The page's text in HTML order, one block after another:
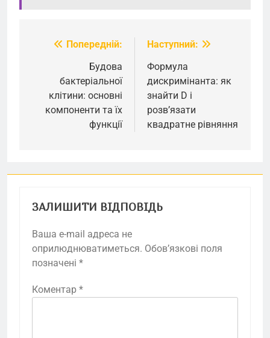
НавігаціяПопередній:
Будова
бактеріальної
клітини: основні
компоненти та їх
функції
Наступний:
Формула
дискримінанта: як
знайти D і
розв’язати
квадратне рівняння
ЗАЛИШИТИ ВІДПОВІДЬ
Ваша e-mail адреса не
оприлюднюватиметься. Обов’язкові поля
позначені *
Коментар *